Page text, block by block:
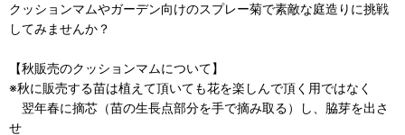
クッションマムやガーデン向けのスプレー菊で素敵な庭造りに挑戦
してみませんか？
【秋販売のクッションマムについて】
※秋に販売する苗は植えて頂いても花を楽しんで頂く用ではなく
翌年春に摘芯（苗の生長点部分を手で摘み取る）し、脇芽を出さ
せ